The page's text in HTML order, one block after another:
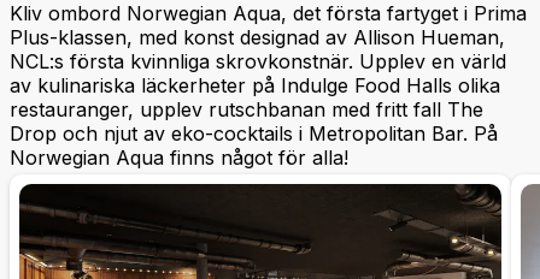
Kliv ombord Norwegian Aqua, det första fartyget i Prima
Plus-klassen, med konst designad av Allison Hueman,
NCL:s första kvinnliga skrovkonstnär. Upplev en värld
av kulinariska läckerheter på Indulge Food Halls olika
restauranger, upplev rutschbanan med fritt fall The
Drop och njut av eko-cocktails i Metropolitan Bar. På
Norwegian Aqua finns något för alla!